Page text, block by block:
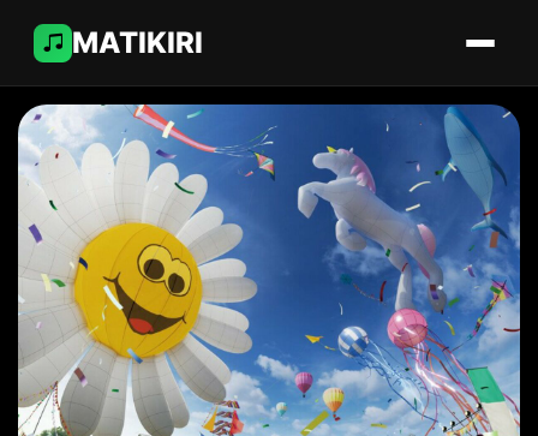
MATIKIRI